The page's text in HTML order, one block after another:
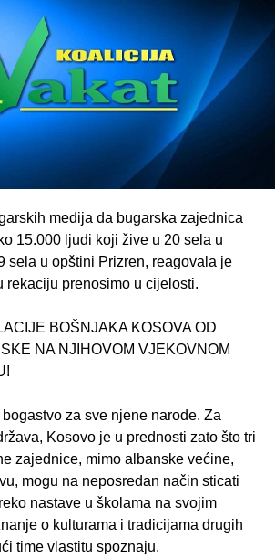
medija da bugarska zajednica
15.000 ljudi koji žive u 20 sela u
sela u opštini Prizren, reagovala je
rekaciju prenosimo u cijelosti.
BOŠNJAKA KOSOVA OD
NA NJIHOVOM VJEKOVNOM
za sve njene narode. Za
Kosovo je u prednosti zato što tri
zajednice, mimo albanske većine,
mogu na neposredan način sticati
nastave u školama na svojim
o kulturama i tradicijama drugih
time vlastitu spoznaju.